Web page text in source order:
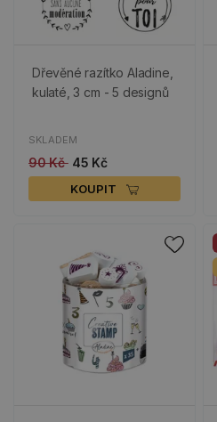
Dřevěné razítko Aladine,
kulaté, 3 cm - 5 designů
SKLADEM
90 Kč 45 Kč
KOUPIT